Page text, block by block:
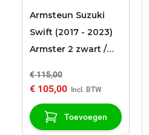
Armsteun Suzuki
Swift (2017 - 2023)
Armster 2 zwart /
€ 115,00
€ 105,00
Toevoegen